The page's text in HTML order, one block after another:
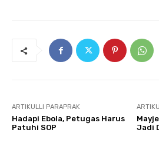
ARTIKULLI PARAPRAK
Hadapi Ebola, Petugas Harus
Patuhi SOP
Jadi